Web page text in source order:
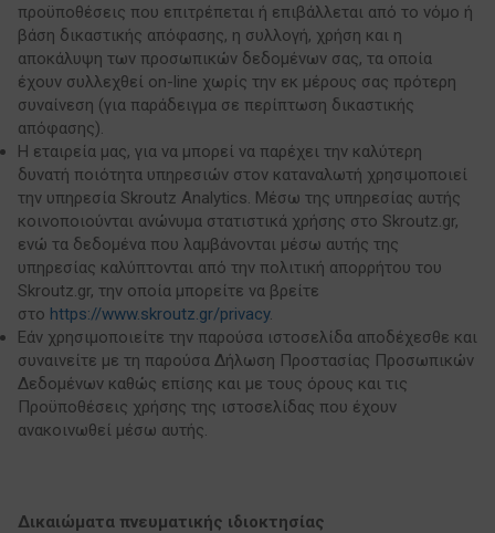
προϋποθέσεις που επιτρέπεται ή επιβάλλεται από το νόμο ή
βάση δικαστικής απόφασης, η συλλογή, χρήση και η
αποκάλυψη των προσωπικών δεδομένων σας, τα οποία
έχουν συλλεχθεί on-line χωρίς την εκ μέρους σας πρότερη
συναίνεση (για παράδειγμα σε περίπτωση δικαστικής
απόφασης).
Η εταιρεία μας, για να μπορεί να παρέχει την καλύτερη
δυνατή ποιότητα υπηρεσιών στον καταναλωτή χρησιμοποιεί
την υπηρεσία Skroutz Analytics. Μέσω της υπηρεσίας αυτής
κοινοποιούνται ανώνυμα στατιστικά χρήσης στο Skroutz.gr,
ενώ τα δεδομένα που λαμβάνονται μέσω αυτής της
υπηρεσίας καλύπτονται από την πολιτική απορρήτου του
Skroutz.gr, την οποία μπορείτε να βρείτε
στο https://www.skroutz.gr/privacy.
Εάν χρησιμοποιείτε την παρούσα ιστοσελίδα αποδέχεσθε και
συναινείτε με τη παρούσα Δήλωση Προστασίας Προσωπικών
Δεδομένων καθώς επίσης και με τους όρους και τις
Προϋποθέσεις χρήσης της ιστοσελίδας που έχουν
ανακοινωθεί μέσω αυτής.
Δικαιώματα πνευματικής ιδιοκτησίας